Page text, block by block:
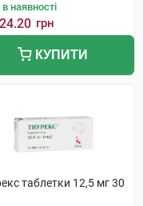
наявності
24.20 грн
КУПИТИ
таблетки 12,5 мг 30